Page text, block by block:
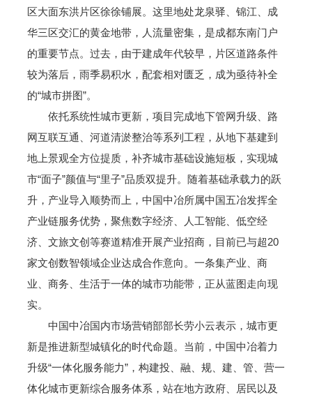
区大面东洪片区徐徐铺展。这里地处龙泉驿、锦江、成
华三区交汇的黄金地带，人流量密集，是成都东南门户
的重要节点。过去，由于建成年代较早，片区道路条件
较为落后，雨季易积水，配套相对匮乏，成为亟待补全
的“城市拼图”。
依托系统性城市更新，项目完成地下管网升级、路
网互联互通、河道清淤整治等系列工程，从地下基建到
地上景观全方位提质，补齐城市基础设施短板，实现城
市“面子”颜值与“里子”品质双提升。随着基础承载力的跃
升，产业导入顺势而上，中国中冶所属中国五冶发挥全
产业链服务优势，聚焦数字经济、人工智能、低空经
济、文旅文创等赛道精准开展产业招商，目前已与超20
家文创数智领域企业达成合作意向。一条集产业、商
业、商务、生活于一体的城市功能带，正从蓝图走向现
实。
中国中冶国内市场营销部部长劳小云表示，城市更
新是推进新型城镇化的时代命题。当前，中国中冶着力
升级“一体化服务能力”，构建投、融、规、建、管、营一
体化城市更新综合服务体系，站在地方政府、居民以及